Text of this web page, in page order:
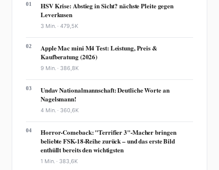
01
HSV Krise: Abstieg in Sicht? nächste Pleite gegen
Leverkusen
3 Min. ·479,5K
02
Apple Mac mini M4 Test: Leistung, Preis &
Kaufberatung (2026)
9 Min. · 386,8K
03
Undav Nationalmannschaft: Deutliche Worte an
Nagelsmann!
4 Min. · 360,6K
04
Horror-Comeback: "Terrifier 3"-Macher bringen
beliebte FSK-18-Reihe zurück – und das erste Bild
enthüllt bereits den wichtigsten
1 Min. · 383,6K